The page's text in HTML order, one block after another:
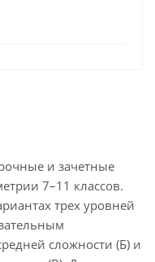
и зачетные
7–11 классов.
трех уровней
сложности (Б) и